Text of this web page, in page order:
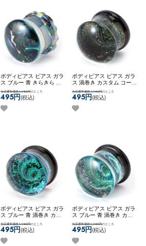
ボディピアス ピアス ガラ
ス ブルー 青 きらきら 鮮
やか カスタム コーディネ
ート ステンレス ネコポス
OK [ 12mm ] デザインガラ
スプラグ （ブルー）
当店通常価格4,950円のところ
495円(税込)
ボディピアス ピアス ガラ
ス 渦巻き カスタム コー
ディネート ステンレス き
れい 鮮やか ネコポスOK
14mm ] ガラスプラグ （グ
リーン）
当店通常価格4,950円のところ
495円(税込)
ボディピアス ピアス ガラ
ス ブルー 青 渦巻き カス
タム コーディネート ステ
ンレス きれい 鮮やか ネ
コポスOK[ 14mm ] ガラス
プラグ （ブルー）
当店通常価格4,950円のところ
495円(税込)
ボディピアス ピアス ガラ
ス ブルー 青 渦巻き カス
タム コーディネート ステ
ンレス きれい 鮮やか ネ
コポス不可[ 12mm ] ガラ
スプラグ （ブルー）
当店通常価格4,950円のところ
495円(税込)